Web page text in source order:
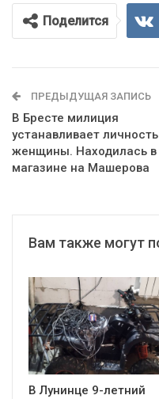
Поделится
ПРЕДЫДУЩАЯ ЗАПИСЬ
В Бресте милиция
устанавливает личность
женщины. Находилась в
магазине на Машерова
Вам также могут
В Лунинце 9-летний